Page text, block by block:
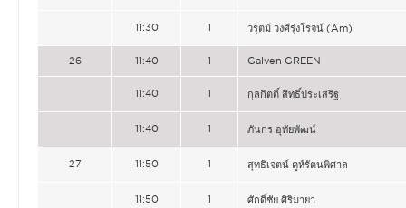
11:30 1 วรุตม์ วงศ์รุ่งโรจน์ (Am)
26 11:40 1 Galven GREEN
11:40 1 กุลกิตติ์ สิทธิ์ประเสริฐ
11:40 1 ภันกร อุทัยพัฒน์
27 11:50 1 สุทธิเจตน์ คูห์รัตนพิศาล
11:50 1 ศักดิ์ชัย ศิริมายา